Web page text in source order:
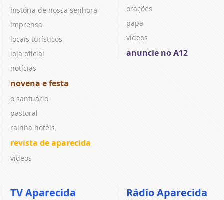
história de nossa senhora
imprensa
locais turísticos
loja oficial
notícias
novena e festa
o santuário
pastoral
rainha hotéis
revista de aparecida
vídeos
orações
papa
vídeos
anuncie no A12
TV Aparecida Rádio Aparecida